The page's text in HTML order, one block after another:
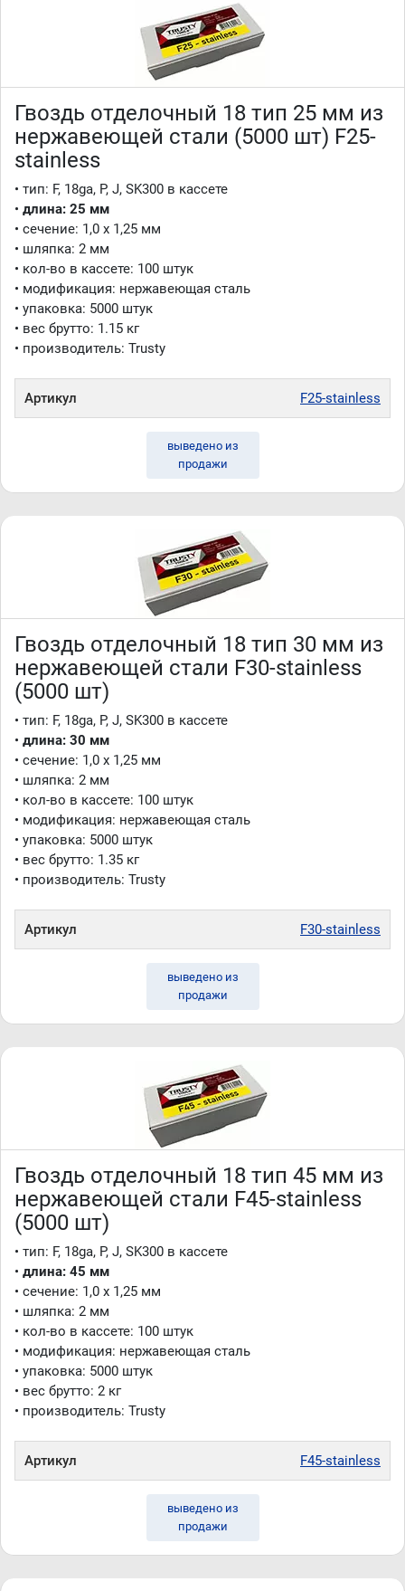
Гвоздь отделочный 18 тип 25 мм из
нержавеющей стали (5000 шт) F25-
stainless
• тип: F, 18ga, P, J, SK300 в кассете
• длина: 25 мм
• сечение: 1,0 x 1,25 мм
• шляпка: 2 мм
• кол-во в кассете: 100 штук
• модификация: нержавеющая сталь
• упаковка: 5000 штук
• вес брутто: 1.15 кг
• производитель: Trusty
Артикул F25-stainless
выведено из
продажи
Гвоздь отделочный 18 тип 30 мм из
нержавеющей стали F30-stainless
(5000 шт)
• тип: F, 18ga, P, J, SK300 в кассете
• длина: 30 мм
• сечение: 1,0 x 1,25 мм
• шляпка: 2 мм
• кол-во в кассете: 100 штук
• модификация: нержавеющая сталь
• упаковка: 5000 штук
• вес брутто: 1.35 кг
• производитель: Trusty
Артикул F30-stainless
выведено из
продажи
Гвоздь отделочный 18 тип 45 мм из
нержавеющей стали F45-stainless
(5000 шт)
• тип: F, 18ga, P, J, SK300 в кассете
• длина: 45 мм
• сечение: 1,0 x 1,25 мм
• шляпка: 2 мм
• кол-во в кассете: 100 штук
• модификация: нержавеющая сталь
• упаковка: 5000 штук
• вес брутто: 2 кг
• производитель: Trusty
Артикул F45-stainless
выведено из
продажи